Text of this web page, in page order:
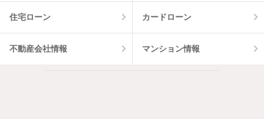
住宅ローン カードローン
不動産会社情報 マンション情報